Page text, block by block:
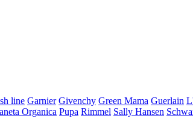
line Garnier Givenchy Green Mama Guerlain
Organica Pupa Rimmel Sally Hansen